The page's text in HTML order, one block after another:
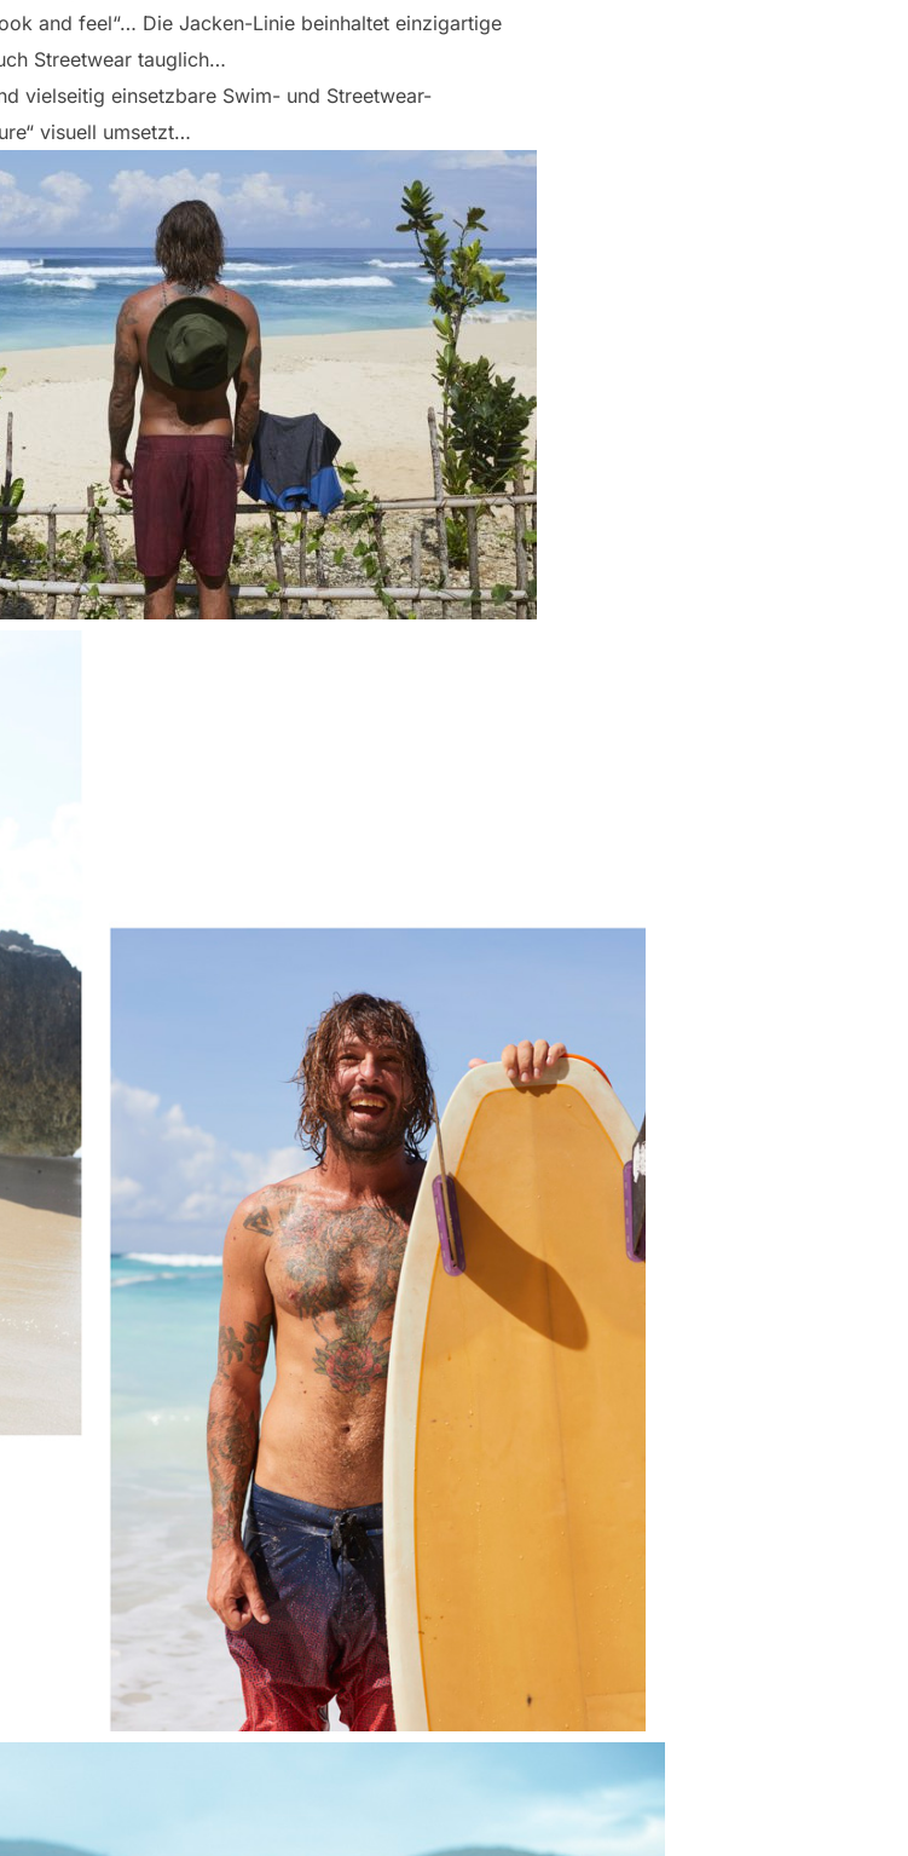
and feel“… Die Jacken-Linie beinhaltet einzigartige
Streetwear tauglich…
vielseitig einsetzbare Swim- und Streetwear-
visuell umsetzt…